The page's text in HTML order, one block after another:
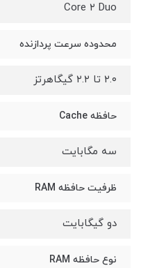
Core ۲ Duo
محدوده سرعت پردازنده
۲.۰ تا ۲.۲ گیگاهرتز
حافظه Cache
سه مگابایت
ظرفیت حافظه RAM
دو گیگابایت
نوع حافظه RAM